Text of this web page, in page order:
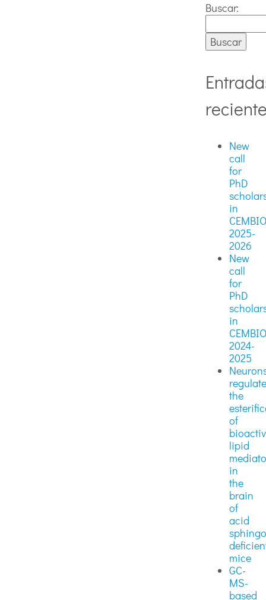
Buscar:
New
call
for
PhD
in
2025-
2026
New
call
for
PhD
in
2024-
2025
the
of
lipid
in
the
brain
of
acid
mice
GC-
MS-
based